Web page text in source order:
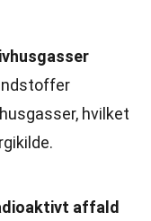
hvilket
affald